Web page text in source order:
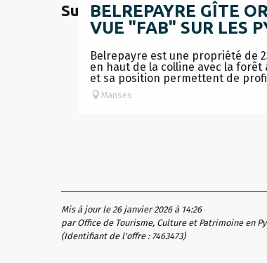
Sur place
BELREPAYRE GÎTE
VUE "FAB" SUR LES
Belrepayre est une propriété de
en haut de la colline avec la
et sa position permettent de
Manses
Mis à jour le 26 janvier 2026 à 14:26
par Office de Tourisme, Culture et Patrimoine en
(Identifiant de l'offre : 7463473)